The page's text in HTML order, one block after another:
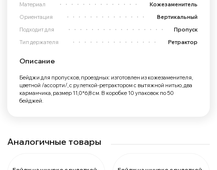
Материал
Кожезаменитель
Ориентация
Вертикальный
Подходит для
Пропуск
Тип держателя
Ретрактор
Описание
Бейджи для пропусков, проездных: изготовлен из кожезаменителя,
цветной /ассорти/, с рулеткой-ретрактором с вытяжной нитью, два
карманчика, размер 11,0*6,8 см. В коробке 10 упаковок по 50
бейджей.
Аналогичные товары